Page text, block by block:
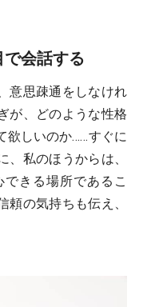
会話する
意思疎通をしなけれ
が、どのような性格
欲しいのか……すぐに
私のほうからは、
きる場所であるこ
頼の気持ちも伝え、